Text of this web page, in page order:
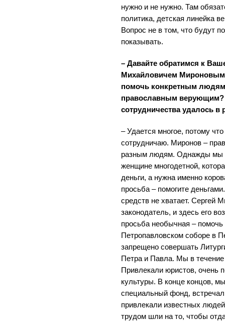
нужно и не нужно. Там
политика, детская линейка
Вопрос не в том, что будут
показывать.
– Давайте обратимся к
Михайловичем Мироновым.
помочь конкретным
православным верующим?
сотрудничества удалось в
– Удается многое, потому
сотрудничаю. Миронов –
разным людям. Однажды мы
женщине многодетной,
деньги, а нужна именно
просьба – помогите
средств не хватает. Сергей
законодатель, и здесь его
просьба необычная – помочь
Петропавловском соборе в
запрещено совершать
Петра и Павла. Мы в
Привлекали юристов, очень
культуры. В конце концов,
специальный фонд,
привлекали известных
трудом шли на то, чтобы